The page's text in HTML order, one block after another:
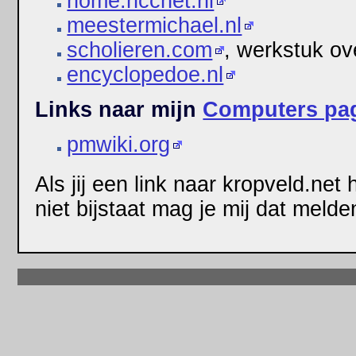
meestermichael.nl
scholieren.com , werkstuk
encyclopedoe.nl
Links naar mijn Computers
pmwiki.org
Als jij een link naar kropveld.net
niet bijstaat mag je mij dat